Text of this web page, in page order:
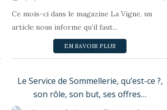
Ce mois-ci dans le magazine La Vigne, un
article nous informe qu’il faut...
EN SAVOIR PLUS
Le Service de Sommellerie, qu’est-ce ?,
son rôle, son but, ses offres…